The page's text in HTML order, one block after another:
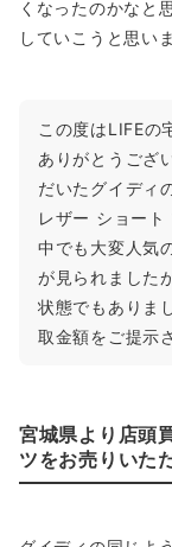
くなったのかなと
していこうと思い
この度はLIFEの
ありがとうござ
だいたグイディ
レザー ショー
中でも大変人気
が見られました
状態でもありま
取金額をご提示
宮城県より店頭
ツをお売りいた